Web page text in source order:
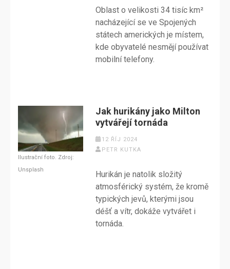
Oblast o velikosti 34 tisíc km²
nacházející se ve Spojených
státech amerických je místem,
kde obyvatelé nesmějí používat
mobilní telefony.
Ilustrační foto. Zdroj:
Unsplash
Jak hurikány jako Milton
vytvářejí tornáda
12 ŘÍJ 2024
PETR KUTKA
Hurikán je natolik složitý
atmosférický systém, že kromě
typických jevů, kterými jsou
déšť a vítr, dokáže vytvářet i
tornáda.